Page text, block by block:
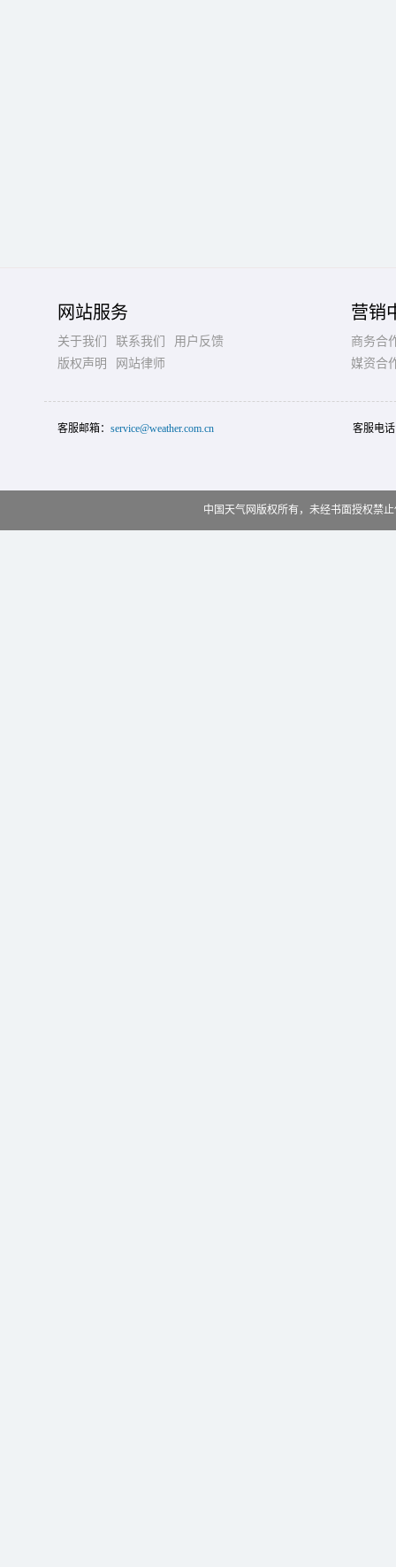
网站服务
关于我们 联系我们
用户反馈
版权声明
网站律师
营销
商务合
媒资合
客服邮箱： service@weather.com.cn 客服电
中国天气网版权所有，未经书面授权